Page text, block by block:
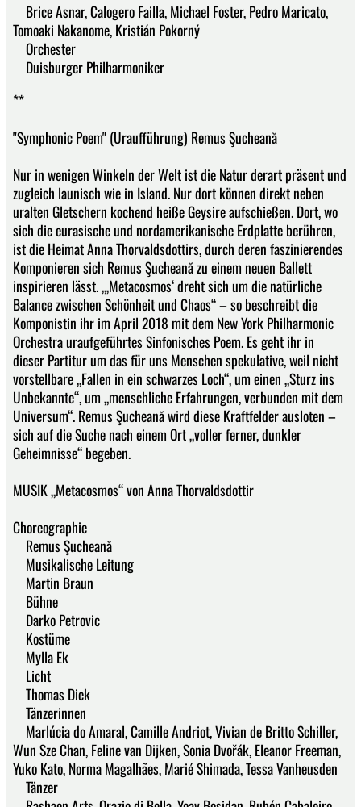
Brice Asnar, Calogero Failla, Michael Foster, Pedro Maricato,
Tomoaki Nakanome, Kristián Pokorný
Orchester
Duisburger Philharmoniker
**
"Symphonic Poem" (Uraufführung) Remus Şucheană
Nur in wenigen Winkeln der Welt ist die Natur derart präsent und
zugleich launisch wie in Island. Nur dort können direkt neben
uralten Gletschern kochend heiße Geysire aufschießen. Dort, wo
sich die eurasische und nordamerikanische Erdplatte berühren,
ist die Heimat Anna Thorvaldsdottirs, durch deren faszinierendes
Komponieren sich Remus Şucheană zu einem neuen Ballett
inspirieren lässt. „‚Metacosmos‘ dreht sich um die natürliche
Balance zwischen Schönheit und Chaos“ – so beschreibt die
Komponistin ihr im April 2018 mit dem New York Philharmonic
Orchestra uraufgeführtes Sinfonisches Poem. Es geht ihr in
dieser Partitur um das für uns Menschen spekulative, weil nicht
vorstellbare „Fallen in ein schwarzes Loch“, um einen „Sturz ins
Unbekannte“, um „menschliche Erfahrungen, verbunden mit dem
Universum“. Remus Şucheană wird diese Kraftfelder ausloten –
sich auf die Suche nach einem Ort „voller ferner, dunkler
Geheimnisse“ begeben.
MUSIK „Metacosmos“ von Anna Thorvaldsdottir
Choreographie
Remus Şucheană
Musikalische Leitung
Martin Braun
Bühne
Darko Petrovic
Kostüme
Mylla Ek
Licht
Thomas Diek
Tänzerinnen
Marlúcia do Amaral, Camille Andriot, Vivian de Britto Schiller,
Wun Sze Chan, Feline van Dijken, Sonia Dvořák, Eleanor Freeman,
Yuko Kato, Norma Magalhães, Marié Shimada, Tessa Vanheusden
Tänzer